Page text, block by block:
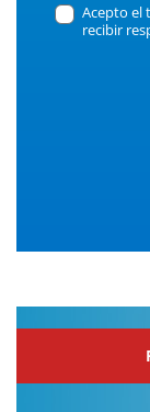
Acepto el
recibir